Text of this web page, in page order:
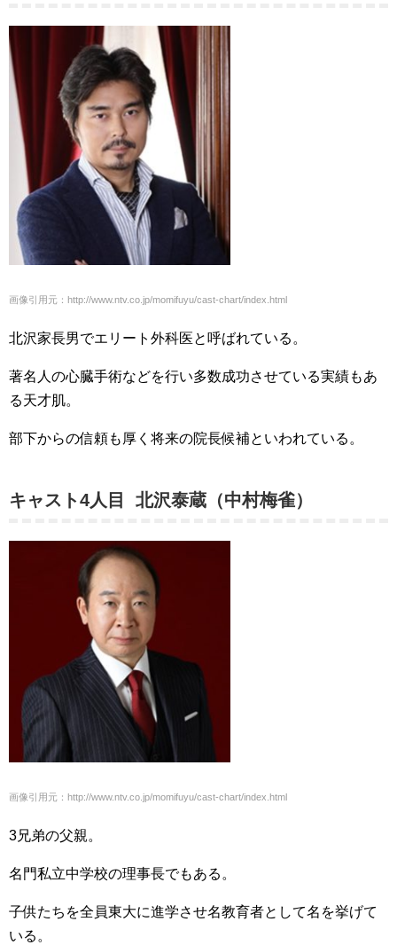
画像引用元：http://www.ntv.co.jp/momifuyu/cast-chart/index.html
北沢家長男でエリート外科医と呼ばれている。
著名人の心臓手術などを行い多数成功させている実績もあ
る天才肌。
部下からの信頼も厚く将来の院長候補といわれている。
キャスト4人目 北沢泰蔵（中村梅雀）
画像引用元：http://www.ntv.co.jp/momifuyu/cast-chart/index.html
3兄弟の父親。
名門私立中学校の理事長でもある。
子供たちを全員東大に進学させ名教育者として名を挙げて
いる。